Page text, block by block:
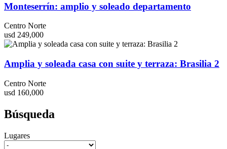
Monteserrín: amplio y soleado departamento
Centro Norte
usd 249,000
Amplia y soleada casa con suite y terraza: Brasilia 2
Centro Norte
usd 160,000
Búsqueda
Lugares